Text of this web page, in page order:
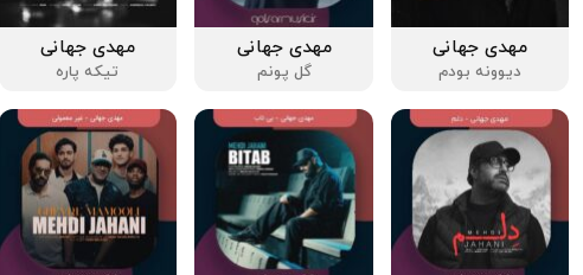
مهدی جهانی
دیوونه بودم
مهدی جهانی
گل پونم
مهدی جهانی
تیکه پاره